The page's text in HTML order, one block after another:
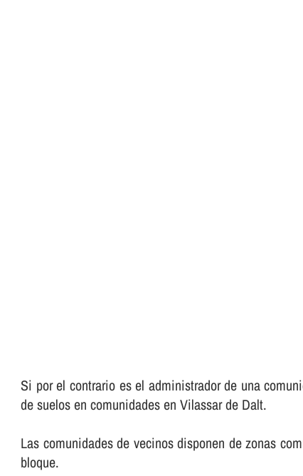
Si por el contrario es el administrador de una
de suelos en comunidades en Vilassar de Dalt.
Las comunidades de vecinos disponen de zonas
bloque.